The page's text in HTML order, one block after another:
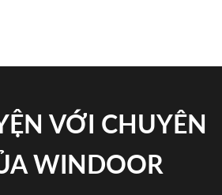
VỚI CHUYÊN
WINDOOR